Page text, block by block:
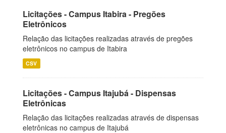
Licitações - Campus Itabira - Pregões
Eletrônicos
Relação das licitações realizadas através de pregões
eletrônicos no campus de Itabira
CSV
Licitações - Campus Itajubá - Dispensas
Eletrônicas
Relação das licitações realizadas através de dispensas
eletrônicas no campus de Itajubá